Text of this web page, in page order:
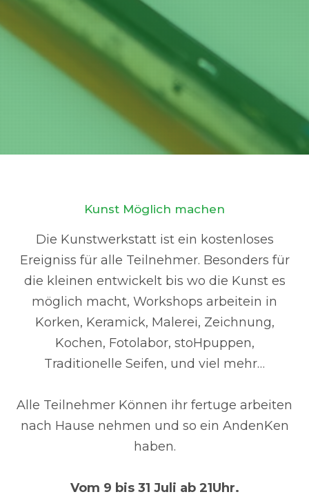
Kunst Möglich machen
Die Kunstwerkstatt ist ein kostenloses
Ereigniss für alle Teilnehmer. Besonders für
die kleinen entwickelt bis wo die Kunst es
möglich macht, Workshops arbeitein in
Korken, Keramick, Malerei, Zeichnung,
Kochen, Fotolabor, stoHpuppen,
Traditionelle Seifen, und viel mehr…
Alle Teilnehmer Können ihr fertuge arbeiten
nach Hause nehmen und so ein AndenKen
haben.
Vom 9 bis 31 Juli ab 21Uhr.